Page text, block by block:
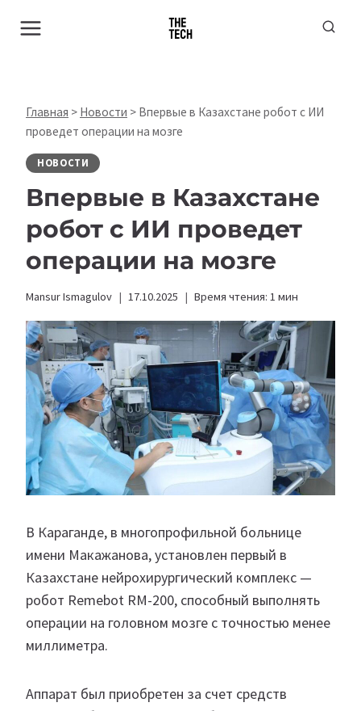
Главная > Новости > Впервые в Казахстане робот с ИИ
проведет операции на мозге
НОВОСТИ
Впервые в Казахстане
робот с ИИ проведет
операции на мозге
Mansur Ismagulov 17.10.2025 Время чтения: 1 мин
В Караганде, в многопрофильной больнице
имени Макажанова, установлен первый в
Казахстане нейрохирургический комплекс —
робот Remebot RM-200, способный выполнять
операции на головном мозге с точностью менее
миллиметра.
Аппарат был приобретен за счет средств